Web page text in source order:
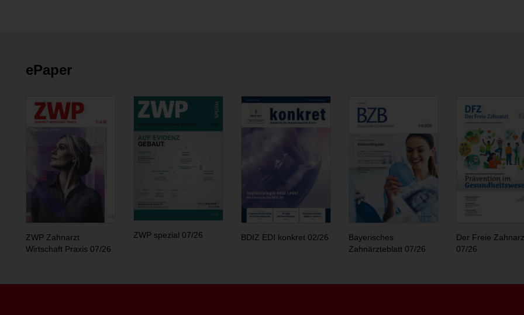
ePaper
ZWP Zahnarzt
Wirtschaft Praxis 07/26
ZWP spezial 07/26 BDIZ EDI konkret 02/26
Bayerisches
Zahnärzteblatt 07/26
Der Freie
07/26